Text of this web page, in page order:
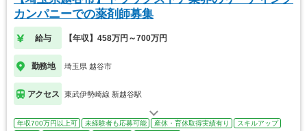
カンパニーでの薬剤師募集
給与 【年収】458万円～700万円
勤務地 埼玉県 越谷市
アクセス 東武伊勢崎線 新越谷駅
年収700万円以上可 未経験者も応募可能 産休・育休取得実績有り
スキルアップ